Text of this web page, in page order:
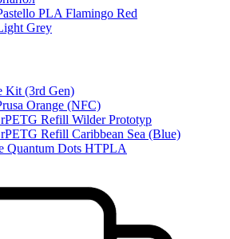
PLA Flamingo Red
Grey
Kit (3rd Gen)
Orange (NFC)
Refill Wilder Prototyp
Refill Caribbean Sea (Blue)
Quantum Dots HTPLA